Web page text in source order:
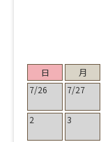
日 月
7/26
7/27
2 3